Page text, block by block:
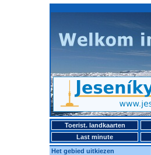
Toerist. landkaarten
Last minute
Het gebied uitkiezen